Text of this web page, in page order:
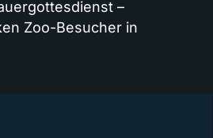
–
Zoo-Besucher in